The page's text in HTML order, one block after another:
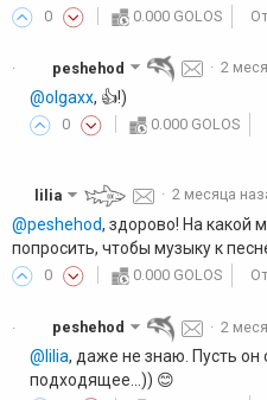
0 0.000 GOLOS
· peshehod ·2
@olgaxx, 👍️!)
0 0.000 GOLOS
lilia · 2 месяца
@peshehod, здорово! На какой
попросить, чтобы музыку к
0 0.000 GOLOS
· peshehod ·2
@lilia, даже не знаю. Пусть
подходящее...)) 😊